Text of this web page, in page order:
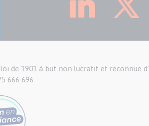
de 1901 à but non lucratif et reconnue d’
666 696